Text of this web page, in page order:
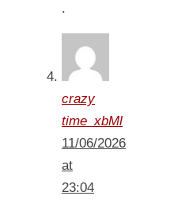
.
crazy
time_xbMl
11/06/2026
at
23:04